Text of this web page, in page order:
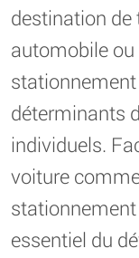
destination de
automobile ou
déterminants
individuels.
voiture
essentiel du